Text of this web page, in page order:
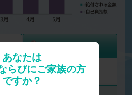
あなたは
らびにご家族の方
ですか？
多数回該当の場合の
自己負担限度額